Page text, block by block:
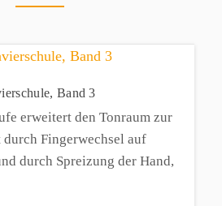
Band 3
erweitert den Tonraum zur
durch Fingerwechsel auf
durch Spreizung der Hand,